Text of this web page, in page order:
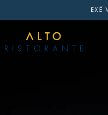
EXÉ